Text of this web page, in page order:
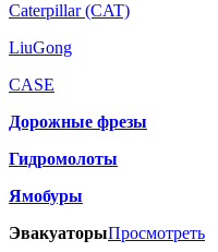
Caterpillar (CAT)
LiuGong
CASE
Дорожные фрезы
Гидромолоты
Ямобуры
ЭвакуаторыПросмотреть